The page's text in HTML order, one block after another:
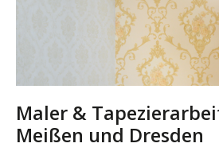
Maler &
Meißen und Dresden